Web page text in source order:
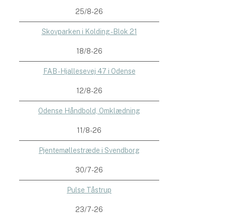
25/8-26
Skovparken i Kolding - Blok 21
18/8-26
FAB - Hjallesevej 47 i Odense
12/8-26
Odense Håndbold, Omklædning
11/8-26
Pjentemøllestræde i Svendborg
30/7-26
Pulse Tåstrup
23/7-26